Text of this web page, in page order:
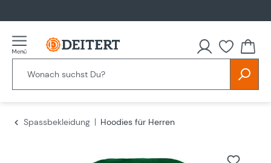
Spassbekleidung
Hoodies für Herren